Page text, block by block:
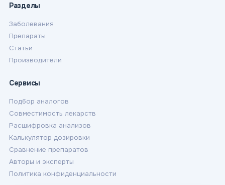
Разделы
Заболевания
Препараты
Статьи
Производители
Сервисы
Подбор аналогов
Совместимость лекарств
Расшифровка анализов
Калькулятор дозировки
Сравнение препаратов
Авторы и эксперты
Политика конфиденциальности